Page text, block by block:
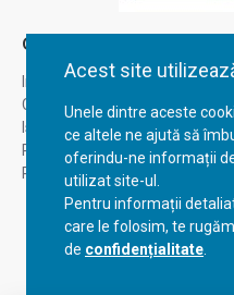
Acest site
Unele dintre aceste
ce altele ne ajută să
oferindu-ne informații
utilizat site-ul.
Pentru informații
care le folosim, te
de confidențialitate
Contul Meu
Inregistrare
Contul meu
Istoric comenzi
Recuperare parola
Returnare produs